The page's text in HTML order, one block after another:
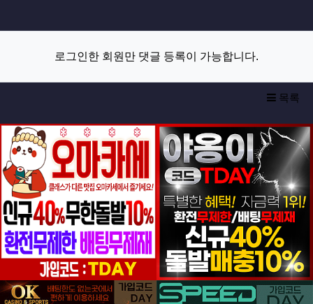
로그인한 회원만 댓글 등록이 가능합니다.
목록